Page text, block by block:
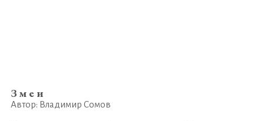
Змеи
Автор: Владимир Сомов